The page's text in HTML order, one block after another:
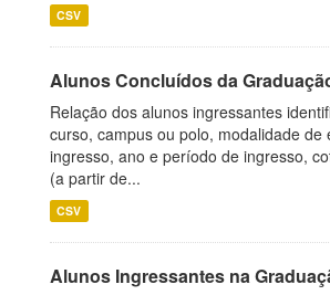
CSV
Alunos Concluídos da
Relação dos alunos ingressantes
curso, campus ou polo, modalidade de
ingresso, ano e período de ingresso,
(a partir de...
CSV
Alunos Ingressantes na